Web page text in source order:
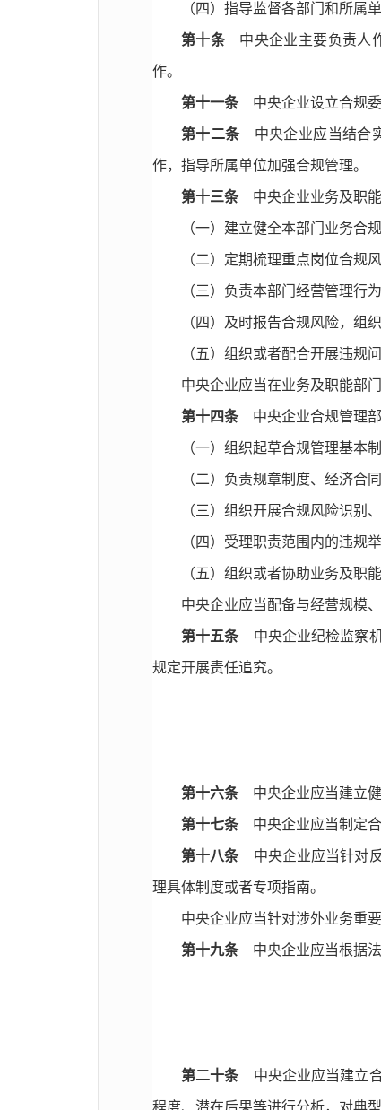
（四）指导监督各部门和所属
第十条中央企业主要负责人作
作。
第十一条中央企业设立合规委
第十二条中央企业应当结合实
作，指导所属单位加强合规管理。
第十三条中央企业业务及职能
（一）建立健全本部门业务合
（二）定期梳理重点岗位合规
（三）负责本部门经营管理行
（四）及时报告合规风险，组
（五）组织或者配合开展违规
中央企业应当在业务及职能部
第十四条中央企业合规管理部
（一）组织起草合规管理基本
（二）负责规章制度、经济合
（三）组织开展合规风险识别
（四）受理职责范围内的违规
（五）组织或者协助业务及职
中央企业应当配备与经营规模
第十五条中央企业纪检监察机
规定开展责任追究。
第十六条中央企业应当建立健
第十七条中央企业应当制定合
第十八条中央企业应当针对反
理具体制度或者专项指南。
中央企业应当针对涉外业务重
第十九条中央企业应当根据法
第二十条中央企业应当建立合
程度、潜在后果等进行分析，对典